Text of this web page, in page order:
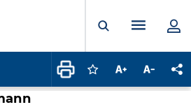
Ouvrir laMenu
Connectez-vous
Augmenter la